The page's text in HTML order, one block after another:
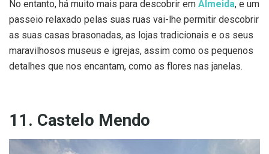
No entanto, há muito mais para descobrir em Almeida, e um
passeio relaxado pelas suas ruas vai-lhe permitir descobrir
as suas casas brasonadas, as lojas tradicionais e os seus
maravilhosos museus e igrejas, assim como os pequenos
detalhes que nos encantam, como as flores nas janelas.
11. Castelo Mendo